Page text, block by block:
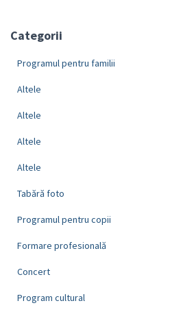
Categorii
Programul pentru familii
Altele
Altele
Altele
Altele
Tabără foto
Programul pentru copii
Formare profesională
Concert
Program cultural